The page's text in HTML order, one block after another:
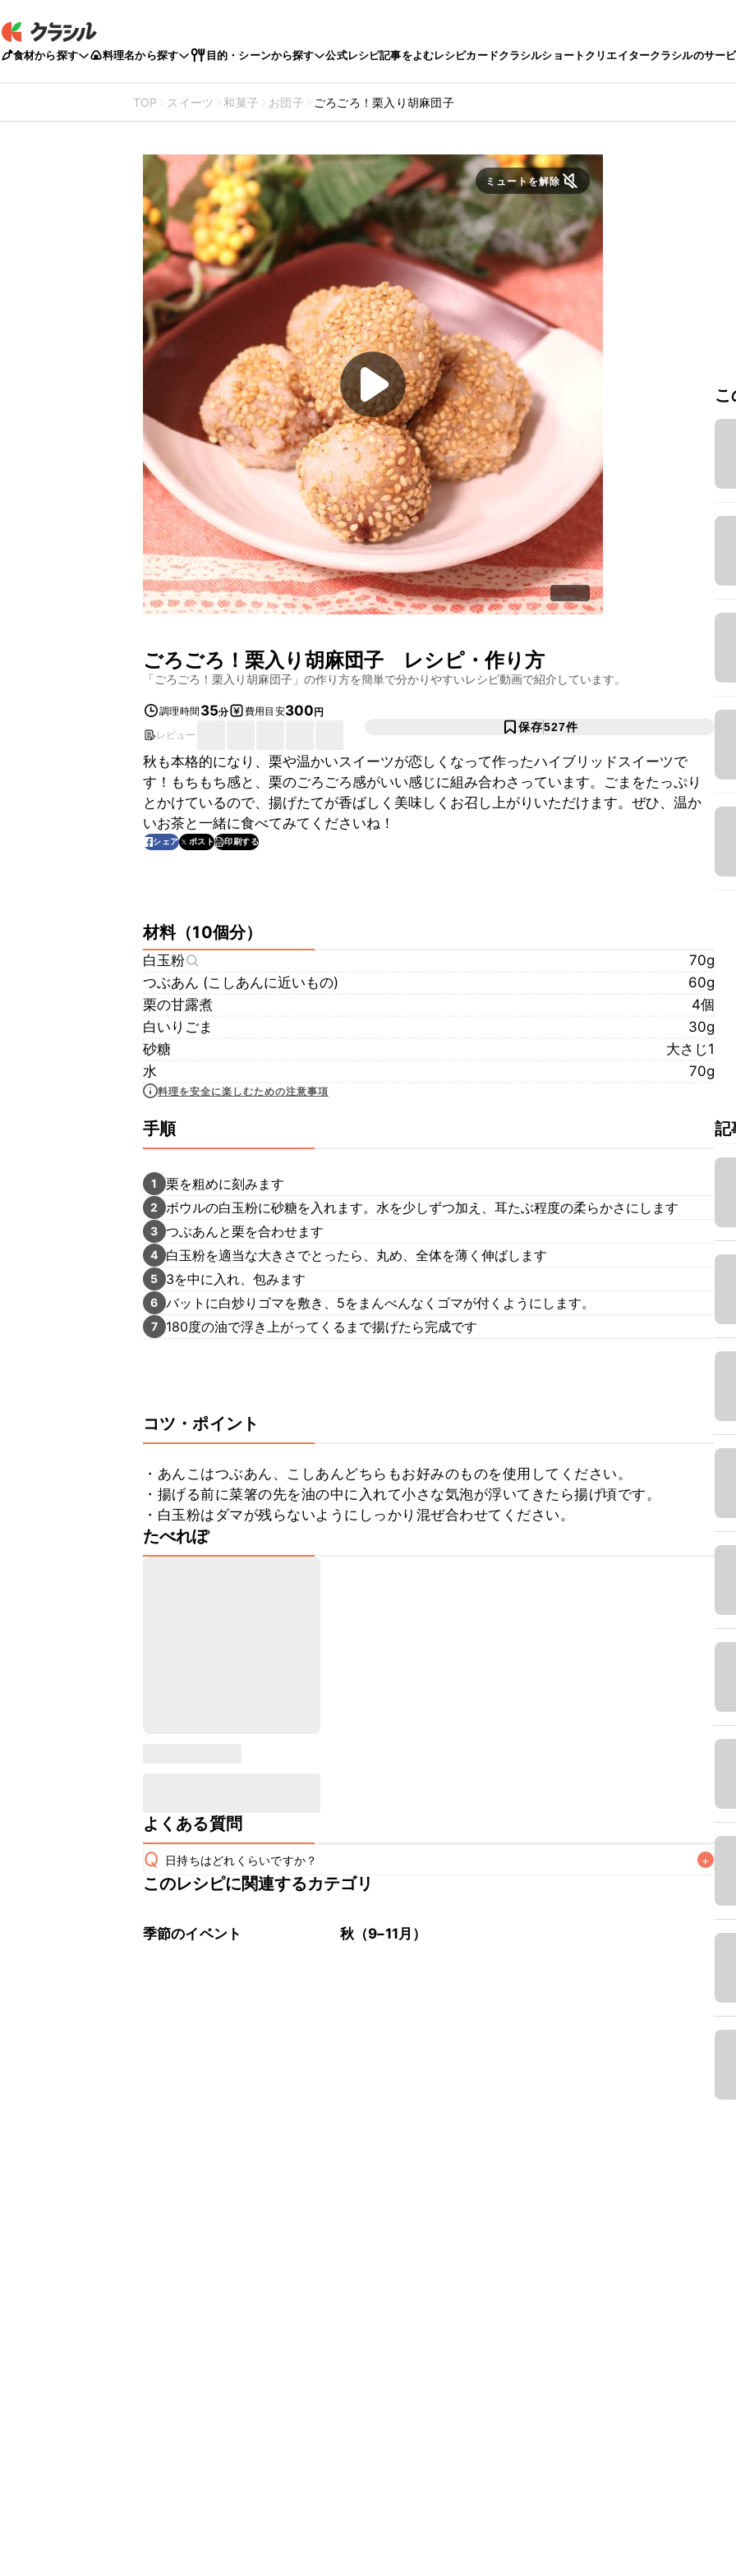
食材から探す 料理名から探す 目的・シーンから探す 公式レシピ記事をよむレシピカードクラシルショートクリエイタークラシルのサー
TOP スイーツ 和菓子 お団子 ごろごろ！栗入り胡麻団子
ミュートを解除
ごろごろ！栗入り胡麻団子 レシピ・作り方
「ごろごろ！栗入り胡麻団子 」の作り方を簡単で分かりやすいレシピ動画で紹介しています。
調理時間 35分 費用目安300円
レビュー
保存527件
秋も本格的になり、栗や温かいスイーツが恋しくなって作ったハイブリッドスイーツで
す！もちもち感と、栗のごろごろ感がいい感じに組み合わさっています。ごまをたっぷり
とかけているので、揚げたてが香ばしく美味しくお召し上がりいただけます。ぜひ、温か
いお茶と一緒に食べてみてくださいね！
シェア ポスト 印刷する
材料（10個分）
白玉粉
70g
つぶあん (こしあんに近いもの)
60g
栗の甘露煮
4個
白いりごま
30g
砂糖
大さじ1
水
70g
料理を安全に楽しむための注意事項
手順
1 栗を粗めに刻みます
2 ボウルの白玉粉に砂糖を入れます。水を少しずつ加え、耳たぶ程度の柔らかさにします
3 つぶあんと栗を合わせます
4 白玉粉を適当な大きさでとったら、丸め、全体を薄く伸ばします
5 3を中に入れ、包みます
6 バットに白炒りゴマを敷き、5をまんべんなくゴマが付くようにします。
7 180度の油で浮き上がってくるまで揚げたら完成です
コツ・ポイント
・あんこはつぶあん、こしあんどちらもお好みのものを使用してください。
・揚げる前に菜箸の先を油の中に入れて小さな気泡が浮いてきたら揚げ頃です。
・白玉粉はダマが残らないようにしっかり混ぜ合わせてください。
たべれぽ
よくある質問
Q 日持ちはどれくらいですか？ +
保存期間は常温で当日中が目安です。なるべくお早めにお召し上がりください。
※日持ちは目安です。
このレシピに関連するカテゴリ
季節のイベント 秋（9–11月）
記